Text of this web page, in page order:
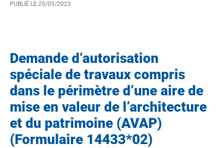
PUBLIÉ LE 25/05/2023
Demande d’autorisation
spéciale de travaux compris
dans le périmètre d’une aire de
mise en valeur de l’architecture
et du patrimoine (AVAP)
(Formulaire 14433*02)